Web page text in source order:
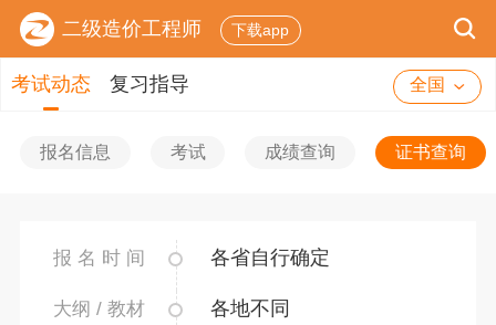
二级造价工程师 下载app
考试动态 复习指导 全国
报名信息 考试 成绩查询 证书查询
报 名 时 间 各省自行确定
大纲 / 教材 各地不同